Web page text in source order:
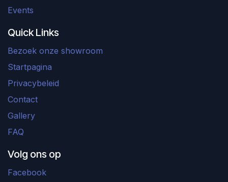
Events
Quick Links
Bezoek onze showroom
Startpagina
Privacybeleid
Contact
Gallery
FAQ
Volg ons op
Facebook